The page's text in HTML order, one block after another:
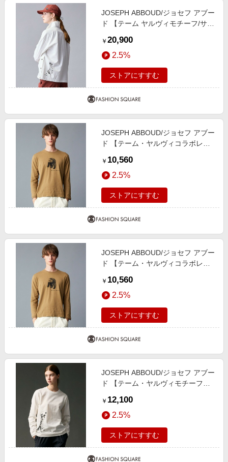
JOSEPH ABBOUD/ジョセフ アブー
ド 【テーム ヤルヴィモチーフ/サス
ホワイト系 LL
￥ 20,900
2.5%
ストアにすすむ
JOSEPH ABBOUD/ジョセフ アブー
ド 【テーム・ヤルヴィコラボレー
グレース天竺 ロングスリーブ Tシ
ャツ キャメル系 L
￥ 10,560
2.5%
ストアにすすむ
JOSEPH ABBOUD/ジョセフ アブー
ド 【テーム・ヤルヴィコラボレー
グレース天竺 ロングスリーブ Tシ
ャツ キャメル系 M
￥ 10,560
2.5%
ストアにすすむ
JOSEPH ABBOUD/ジョセフ アブー
ド 【テーム・ヤルヴィモチーフ】
ホワイト×ネコ L
￥ 12,100
2.5%
ストアにすすむ